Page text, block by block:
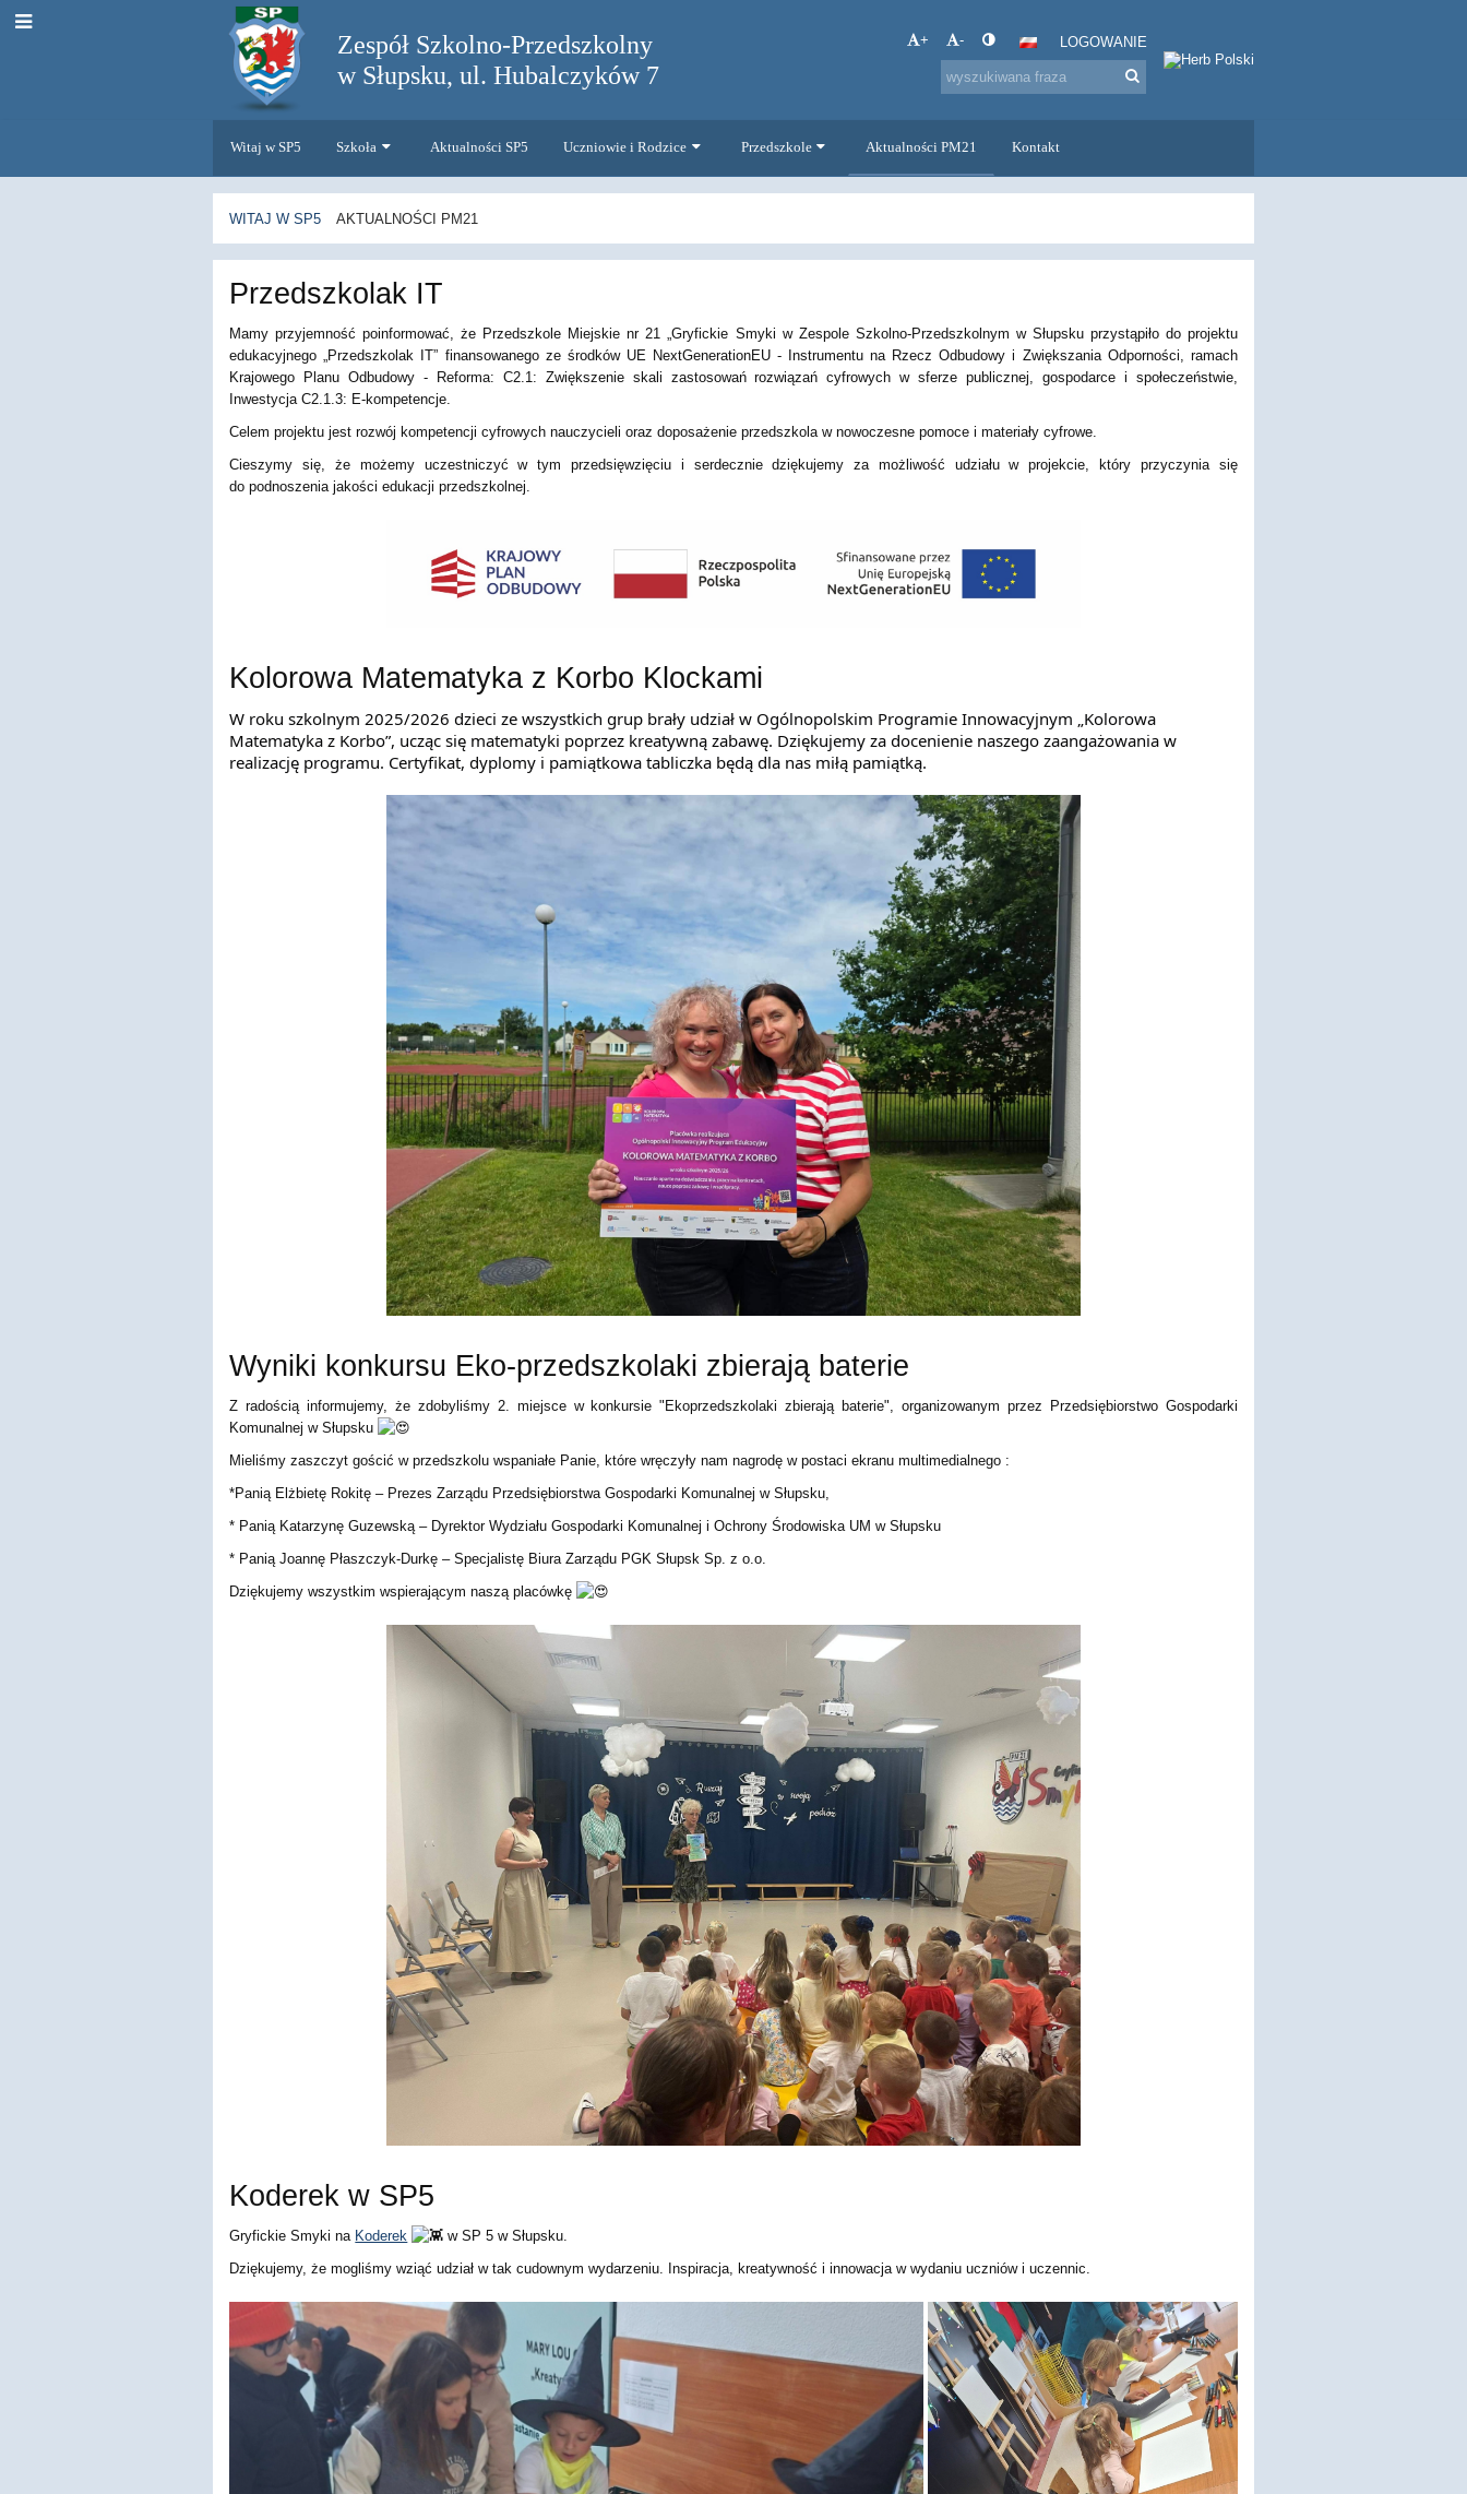
Zespół Szkolno-Przedszkolny
w Słupsku, ul. Hubalczyków 7
+ - LOGOWANIE
Witaj w SP5 Szkoła Aktualności SP5 Uczniowie i Rodzice Przedszkole Aktualności PM21 Kontakt
WITAJ W SP5 AKTUALNOŚCI PM21
Aktualności
PM21
Przedszkolak IT
Mamy przyjemność poinformować, że Przedszkole Miejskie nr 21 „Gryfickie Smyki w Zespole Szkolno-Przedszkolnym w Słupsku przystąpiło do projektu
edukacyjnego „Przedszkolak IT” finansowanego ze środków UE NextGenerationEU - Instrumentu na Rzecz Odbudowy i Zwiększania Odporności, ramach
Krajowego Planu Odbudowy - Reforma: C2.1: Zwiększenie skali zastosowań rozwiązań cyfrowych w sferze publicznej, gospodarce i społeczeństwie,
Inwestycja C2.1.3: E-kompetencje.
Celem projektu jest rozwój kompetencji cyfrowych nauczycieli oraz doposażenie przedszkola w nowoczesne pomoce i materiały cyfrowe.
Cieszymy się, że możemy uczestniczyć w tym przedsięwzięciu i serdecznie dziękujemy za możliwość udziału w projekcie, który przyczynia się
do podnoszenia jakości edukacji przedszkolnej.
Kolorowa Matematyka z Korbo Klockami
W roku szkolnym 2025/2026 dzieci ze wszystkich grup brały udziałw Ogólnopolskim Programie Innowacyjnym „Kolorowa
Matematykaz Korbo”, ucząc się matematyki poprzez kreatywną zabawę. Dziękujemy za docenienie naszego zaangażowaniaw
realizację programu. Certyfikat, dyplomy i pamiątkowa tabliczka będą dla nas miłą pamiątką.
Wyniki konkursu Eko-przedszkolaki zbierają baterie
Z radością informujemy, że zdobyliśmy 2. miejsce w konkursie "Ekoprzedszkolaki zbierają baterie", organizowanym przez Przedsiębiorstwo Gospodarki
Komunalnej w Słupsku
Mieliśmy zaszczyt gościć w przedszkolu wspaniałe Panie, które wręczyły nam nagrodę w postaci ekranu multimedialnego :
*Panią Elżbietę Rokitę – Prezes Zarządu Przedsiębiorstwa Gospodarki Komunalnej w Słupsku,
* Panią Katarzynę Guzewską – Dyrektor Wydziału Gospodarki Komunalnej i Ochrony Środowiska UM w Słupsku
* Panią Joannę Płaszczyk-Durkę – Specjalistę Biura Zarządu PGK Słupsk Sp. z o.o.
Dziękujemy wszystkim wspierającym naszą placówkę
Koderek w SP5
Gryfickie Smyki na Koderek
w SP 5 w Słupsku.
Dziękujemy, że mogliśmy wziąć udział w tak cudownym wydarzeniu. Inspiracja, kreatywność i innowacja w wydaniu uczniów i uczennic.